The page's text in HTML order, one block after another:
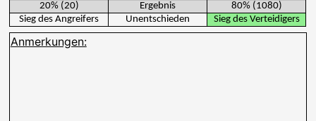
20%(20) Ergebnis 80%(1080)
Sieg des Angreifers
Unentschieden Sieg des Verteidigers
Anmerkungen: